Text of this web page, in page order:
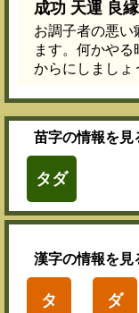
成功 天運 良
お調子者の悪い
ます。何かや
からにしましょ
苗字の情報を見
タダ
漢字の情報を見
タ ダ